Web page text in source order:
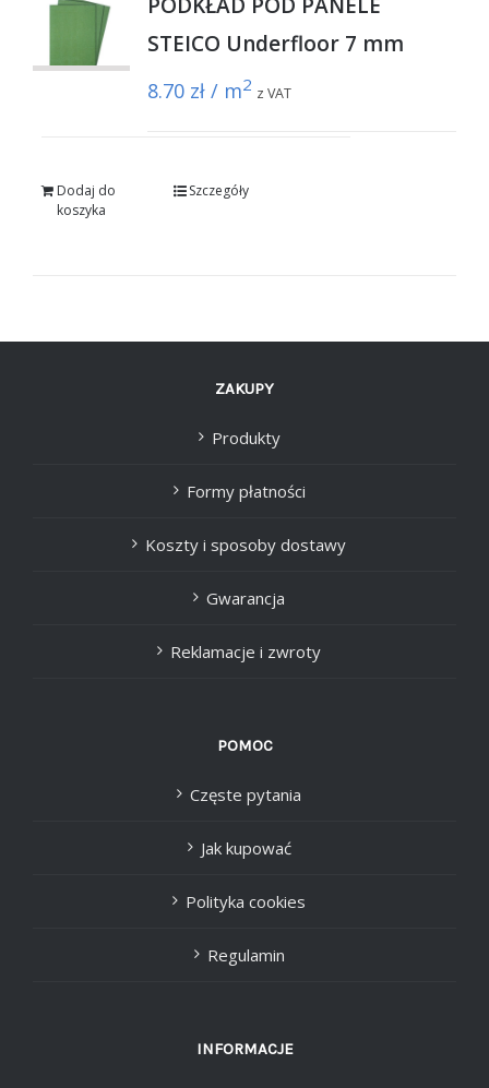
STEICO Underfloor 7 mm
8.70 zł / m2 z VAT
Dodaj do
koszyka
Szczegóły
ZAKUPY
Produkty
Formy płatności
Koszty i sposoby dostawy
Gwarancja
Reklamacje i zwroty
POMOC
Częste pytania
Jak kupować
Polityka cookies
Regulamin
INFORMACJE